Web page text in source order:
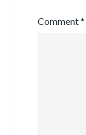
Comment*